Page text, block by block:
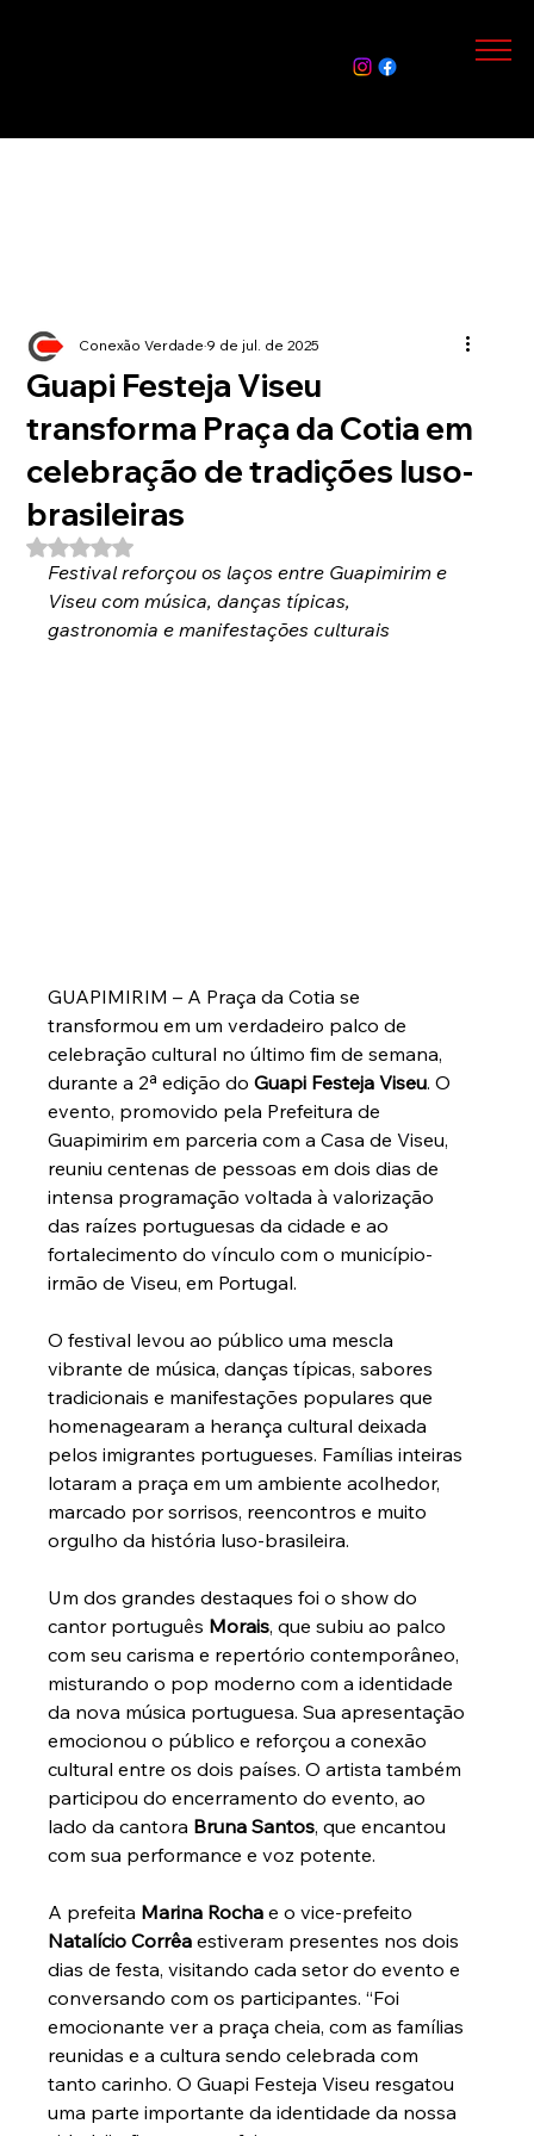
Guapi Festeja Viseu
transforma Praça da Cotia em
celebração de tradições luso-
brasileiras
Conexão Verdade9 de jul. de 2025
Avaliado com NaN de 5 estrelas.
Festival reforçou os laços entre Guapimirim e
Viseu com música, danças típicas,
gastronomia e manifestações culturais
GUAPIMIRIM – A Praça da Cotia se
transformou em um verdadeiro palco de
celebração cultural no último fim de semana,
durante a 2ª edição do Guapi Festeja Viseu. O
evento, promovido pela Prefeitura de
Guapimirim em parceria com a Casa de Viseu,
reuniu centenas de pessoas em dois dias de
intensa programação voltada à valorização
das raízes portuguesas da cidade e ao
fortalecimento do vínculo com o município-
irmão de Viseu, em Portugal.
O festival levou ao público uma mescla
vibrante de música, danças típicas, sabores
tradicionais e manifestações populares que
homenagearam a herança cultural deixada
pelos imigrantes portugueses. Famílias inteiras
lotaram a praça em um ambiente acolhedor,
marcado por sorrisos, reencontros e muito
orgulho da história luso-brasileira.
Um dos grandes destaques foi o show do
cantor português Morais, que subiu ao palco
com seu carisma e repertório contemporâneo,
misturando o pop moderno com a identidade
da nova música portuguesa. Sua apresentação
emocionou o público e reforçou a conexão
cultural entre os dois países. O artista também
participou do encerramento do evento, ao
lado da cantora Bruna Santos, que encantou
com sua performance e voz potente.
A prefeita Marina Rocha e o vice-prefeito
Natalício Corrêa estiveram presentes nos dois
dias de festa, visitando cada setor do evento e
conversando com os participantes. “Foi
emocionante ver a praça cheia, com as famílias
reunidas e a cultura sendo celebrada com
tanto carinho. O Guapi Festeja Viseu resgatou
uma parte importante da identidade da nossa